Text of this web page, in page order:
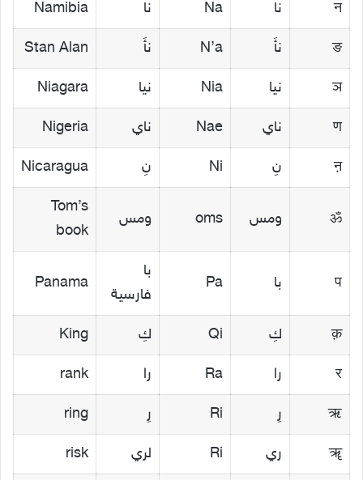
न نا Na نا Namibia
ङ نأَ N’a نأَ Stan Alan
ञ نيا Nia نيا Niagara
ण ناي Nae ناي Nigeria
ऩ نِ Ni نِ Nicaragua
ॐ ومس oms ومس
Tom’s
book
प با Pa
با
فارسية
Panama
क़ كِ Qi كِ King
र را Ra را rank
ऋ رِ Ri رِ ring
ॠ ري Ri لري risk